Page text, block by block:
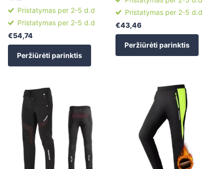
Pristatymas per 2-5 d.d
Pristatymas per 2-5 d.d
€54,74
Peržiūrėti parinktis
Pristatymas per 2-5 d.d
€43,46
Peržiūrėti parinktis